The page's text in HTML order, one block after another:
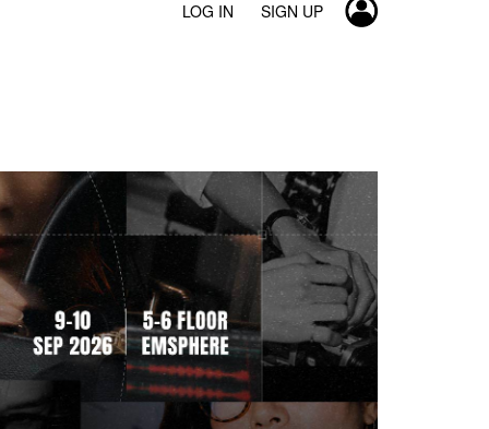
LOG IN SIGN UP